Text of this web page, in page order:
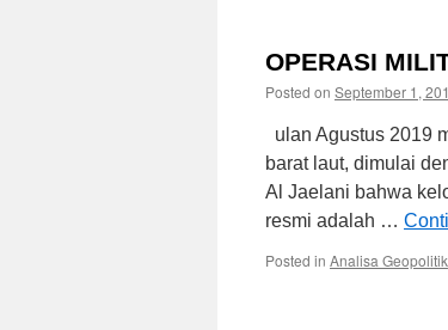
OPERASI
Posted on September 1,
ulan Agustus 2019
barat laut, dimulai
Al Jaelani bahwa
resmi adalah …
Posted in Analisa Geopolitik